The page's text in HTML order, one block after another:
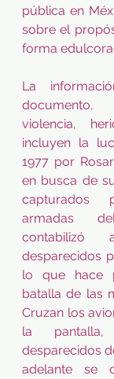
pública en
sobre el
forma
La
documento,
violencia,
incluyen la
1977 por
en busca de
capturados
armadas
desparecidos
lo que hace
batalla de las
Cruzan los
la
desparecidos
adelante se